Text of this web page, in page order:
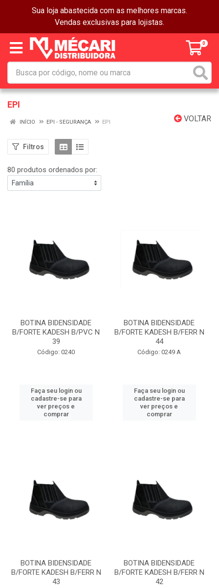
Sua loja abastecida com as melhores marcas.
Vendas exclusivas para lojistas.
0
EPI
VOLTAR
INÍCIO EPI - SEGURANÇA EPI
Filtros
80 produtos ordenados por:
BOTINA BIDENSIDADE
B/FORTE KADESH B/PVC N
39
Código: 0240
Faça seu login ou
cadastre-se para
ver preços e
comprar
BOTINA BIDENSIDADE
B/FORTE KADESH B/FERR N
44
Código: 0249 A
Faça seu login ou
cadastre-se para
ver preços e
comprar
BOTINA BIDENSIDADE
B/FORTE KADESH B/FERR N
43
BOTINA BIDENSIDADE
B/FORTE KADESH B/FERR N
42